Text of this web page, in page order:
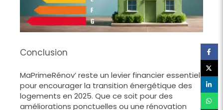
Conclusion
MaPrimeRénov’ reste un levier financier essentiel
pour encourager la transition énergétique des
logements en 2025. Que ce soit pour des
améliorations ponctuelles ou une rénovation